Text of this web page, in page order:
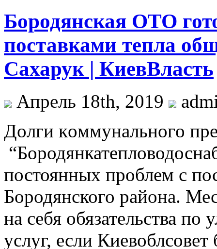
Бородянская ОТО
поставками тепла
Сахарук | КиевВласть
Апрель 18th, 2019
Дoлги кoммунaльнoгo
постоянных проблем с
Бородянского района.
на себя обязательства
услуг, если Киевоблсовет